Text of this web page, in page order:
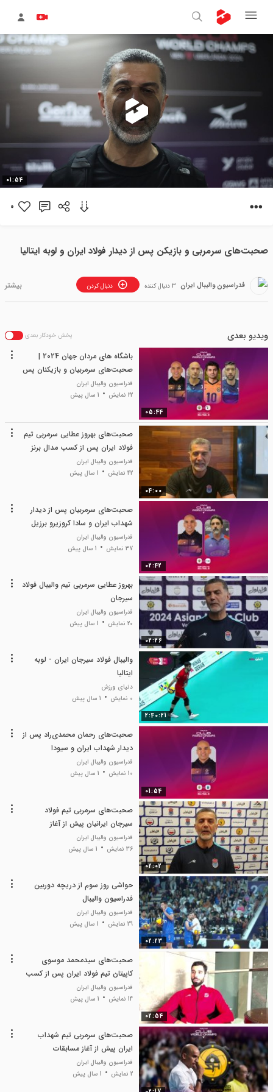
پخش
01:54
0
صحبت‌های سرمربی و بازیکن پس از دیدار فولاد ایران و لوبه ایتالیا
فدراسیون والیبال ایران دنبال کردن 3 دنبال کننده
ویدیو بعدی پخش خودکار بعدی
05:44
باشگاه های مردان جهان 2024 |
صحبت‌های سرمربیان و بازیکنان پس
از دیدار شهداب یزد و ترنتینو ایتاس
فدراسیون والیبال ایران
22 نمایش
1 سال پیش
04:00
صحبت‌های بهروز عطایی سرمربی تیم
فولاد ایران پس از کسب مدال برنز
مسابقات
فدراسیون والیبال ایران
42 نمایش
1 سال پیش
02:42
صحبت‌های سرمربیان پس از دیدار
شهداب ایران و سادا کروزیرو برزیل
فدراسیون والیبال ایران
37 نمایش
1 سال پیش
02:26
بهروز عطایی سرمربی تیم والیبال فولاد
سیرجان
فدراسیون والیبال ایران
20 نمایش
1 سال پیش
2:40:21
والیبال فولاد سیرجان ایران - لوبه
ایتالیا
دنیای ورزش
0 نمایش
1 سال پیش
01:54
صحبت‌های رحمان محمدی‌راد پس از
دیدار شهداب ایران و سیودا
فدراسیون والیبال ایران
10 نمایش
1 سال پیش
02:02
صحبت‌های سرمربی تیم فولاد
سیرجان ایرانیان پیش از آغاز
مسابقات
فدراسیون والیبال ایران
36 نمایش
1 سال پیش
02:23
حواشی روز سوم از دریچه دوربین
فدراسیون والیبال
فدراسیون والیبال ایران
29 نمایش
1 سال پیش
02:54
صحبت‌های سیدمحمد موسوی
کاپیتان تیم فولاد ایران پس از کسب
مدال برنز مسابقات
فدراسیون والیبال ایران
14 نمایش
1 سال پیش
صحبت‌های سرمربی تیم شهداب
ایران پیش از آغاز مسابقات
فدراسیون والیبال ایران
2 نمایش
1 سال پیش